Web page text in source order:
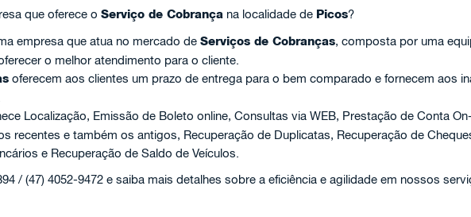
que oferece o Serviço de Cobrança na localidade de Picos?
empresa que atua no mercado de Serviços de Cobranças, composta por uma
o melhor atendimento para o cliente.
oferecem aos clientes um prazo de entrega para o bem comparado e fornecem aos
Localização, Emissão de Boleto online, Consultas via WEB, Prestação de Conta
recentes e também os antigos, Recuperação de Duplicatas, Recuperação de
e Recuperação de Saldo de Veículos.
/ (47) 4052-9472 e saiba mais detalhes sobre a eficiência e agilidade em nossos